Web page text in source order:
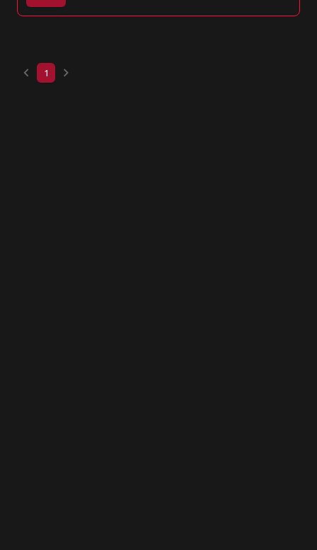
keyboard_arrow_left 1 keyboard_arrow_right